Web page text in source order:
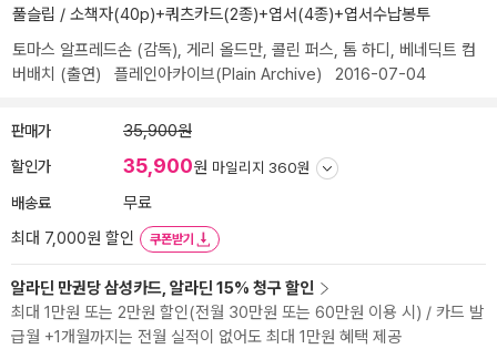
풀슬립 / 소책자(40p)+쿼츠카드(2종)+엽서(4종)+엽서수납봉투
토마스 알프레드손 (감독), 게리 올드만, 콜린 퍼스, 톰 하디 , 베네딕트 컴
버배치 (출연) 플레인아카이브(Plain Archive) 2016-07-04
판매가 35,900원
할인가 35,900원 마일리지 360원
배송료
무료
최대 7,000원 할인
쿠폰받기
알라딘 만권당 삼성카드, 알라딘 15% 청구 할인
최대 1만원 또는 2만원 할인(전월 30만원 또는 60만원 이용 시) / 카드 발
급월 +1개월까지는 전월 실적이 없어도 최대 1만원 혜택 제공